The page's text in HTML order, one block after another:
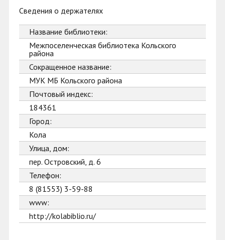
Сведения о держателях
Название библиотеки:
Межпоселенческая библиотека Кольского
района
Сокращенное название:
МУК МБ Кольского района
Почтовый индекс:
184361
Город:
Кола
Улица, дом:
пер. Островский, д. 6
Телефон:
8 (81553) 3-59-88
www:
http://kolabiblio.ru/